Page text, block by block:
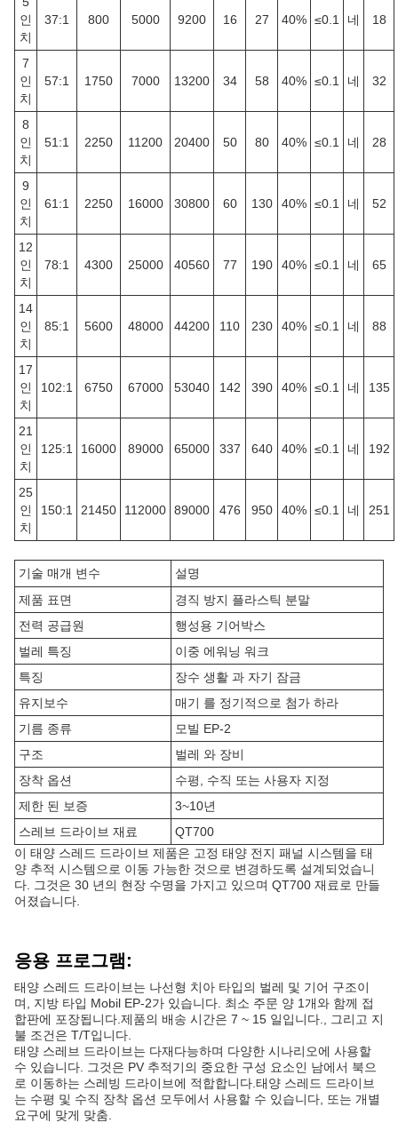
인
치
37:1 800 5000 9200 16 27 40% ≤0.1 네 18
7
인
치
57:1 1750 7000 13200 34 58 40% ≤0.1 네 32
8
인
치
51:1 2250 11200 20400 50 80 40% ≤0.1 네 28
9
인
치
61:1 2250 16000 30800 60 130 40% ≤0.1 네 52
12
인
치
78:1 4300 25000 40560 77 190 40% ≤0.1 네 65
14
인
치
85:1 5600 48000 44200 110 230 40% ≤0.1 네 88
17
인
치
102:1 6750 67000 53040 142 390 40% ≤0.1 네 135
21
인
치
125:1 16000 89000 65000 337 640 40% ≤0.1 네 192
25
인
치
150:1 21450 112000 89000 476 950 40% ≤0.1 네 251
기술 매개 변수
설명
제품 표면
경직 방지 플라스틱 분말
전력 공급원
행성용 기어박스
벌레 특징
이중 에워닝 워크
특징
장수 생활 과 자기 잠금
유지보수
매기 를 정기적으로 첨가 하라
기름 종류
모빌 EP-2
구조
벌레 와 장비
장착 옵션
수평, 수직 또는 사용자 지정
제한 된 보증
3~10년
스레브 드라이브 재료
QT700
이 태양 스레드 드라이브 제품은 고정 태양 전지 패널 시스템을 태
양 추적 시스템으로 이동 가능한 것으로 변경하도록 설계되었습니
다. 그것은 30 년의 현장 수명을 가지고 있으며 QT700 재료로 만들
어졌습니다.
응용 프로그램:
태양 스레드 드라이브는 나선형 치아 타입의 벌레 및 기어 구조이
며, 지방 타입 Mobil EP-2가 있습니다. 최소 주문 양 1개와 함께 접
합판에 포장됩니다.제품의 배송 시간은 7 ~ 15 일입니다., 그리고 지
불 조건은 T/T입니다.
태양 스레브 드라이브는 다재다능하며 다양한 시나리오에 사용할
수 있습니다. 그것은 PV 추적기의 중요한 구성 요소인 남에서 북으
로 이동하는 스레빙 드라이브에 적합합니다.태양 스레드 드라이브
는 수평 및 수직 장착 옵션 모두에서 사용할 수 있습니다, 또는 개별
요구에 맞게 맞춤.